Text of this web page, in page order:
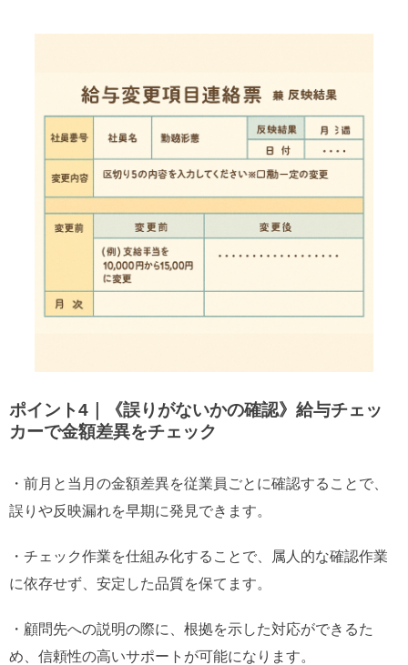
ポイント4｜《誤りがないかの確認》給与チェッ
カーで金額差異をチェック
・前月と当月の金額差異を従業員ごとに確認することで、
誤りや反映漏れを早期に発見できます。
・チェック作業を仕組み化することで、属人的な確認作業
に依存せず、安定した品質を保てます。
・顧問先への説明の際に、根拠を示した対応ができるた
め、信頼性の高いサポートが可能になります。